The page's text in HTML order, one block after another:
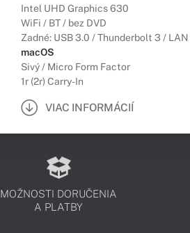
Intel UHD Graphics 630
WiFi / BT / bez DVD
Zadné: USB 3.0 / Thunderbolt 3 /
macOS
Sivý / Micro Form Factor
1r (2r) Carry-In
VIAC INFORMÁCIÍ
MOŽNOSTI DORUČENIA
A PLATBY